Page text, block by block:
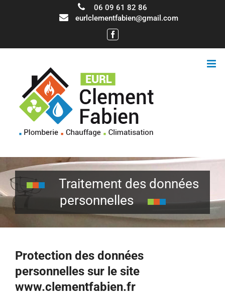
06 09 61 82 86
eurlclementfabien@gmail.com
Traitement des données
personnelles
Protection des données
personnelles sur le site
www.clementfabien.fr